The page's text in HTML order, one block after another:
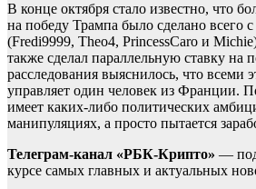
В конце октября стало известно, что
на победу Трампа было сделано всего
(Fredi9999, Theo4, PrincessCaro и
также сделал параллельную ставку на
расследования выяснилось, что всеми
управляет один человек из Франции.
имеет каких-либо политических
манипуляциях, а просто пытается
Телеграм-канал «РБК-Крипто» —
курсе самых главных и актуальных